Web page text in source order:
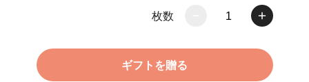
枚数 1
ギフトを贈る